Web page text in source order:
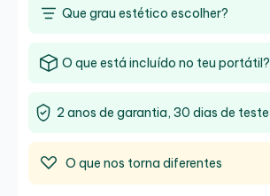
Que grau estético escolher?
O que está incluído no teu portátil?
2 anos de garantia, 30 dias de teste
O que nos torna diferentes